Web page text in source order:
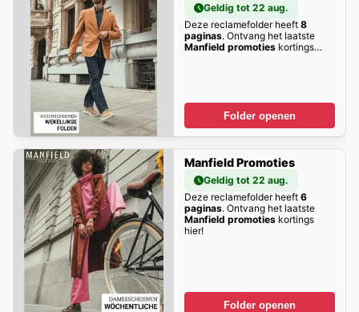
Geldig tot 22 aug.
Deze reclamefolder heeft 8
paginas. Ontvang het laatste
Manfield promotieskortings
Folder openen
Manfield Promoties
Geldig tot 22 aug.
Deze reclamefolder heeft 6
paginas. Ontvang het laatste
Manfield promotieskortings
hier!
Folder openen